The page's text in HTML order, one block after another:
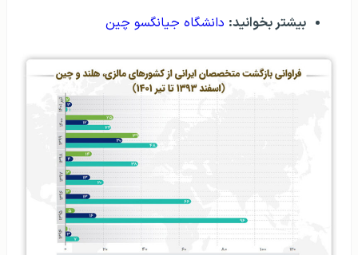
بیشتر بخوانید: دانشگاه جیانگسو چین